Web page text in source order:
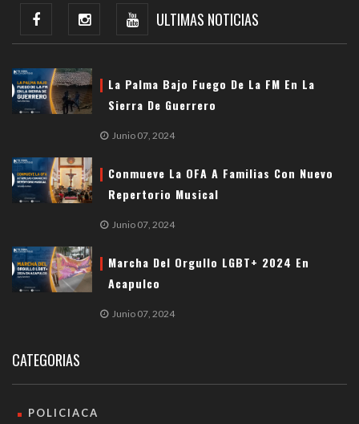
ULTIMAS NOTICIAS
La Palma Bajo Fuego De La FM En La
Sierra De Guerrero
Junio 07, 2024
Conmueve La OFA A Familias Con Nuevo
Repertorio Musical
Junio 07, 2024
Marcha Del Orgullo LGBT+ 2024 En
Acapulco
Junio 07, 2024
CATEGORIAS
POLICIACA